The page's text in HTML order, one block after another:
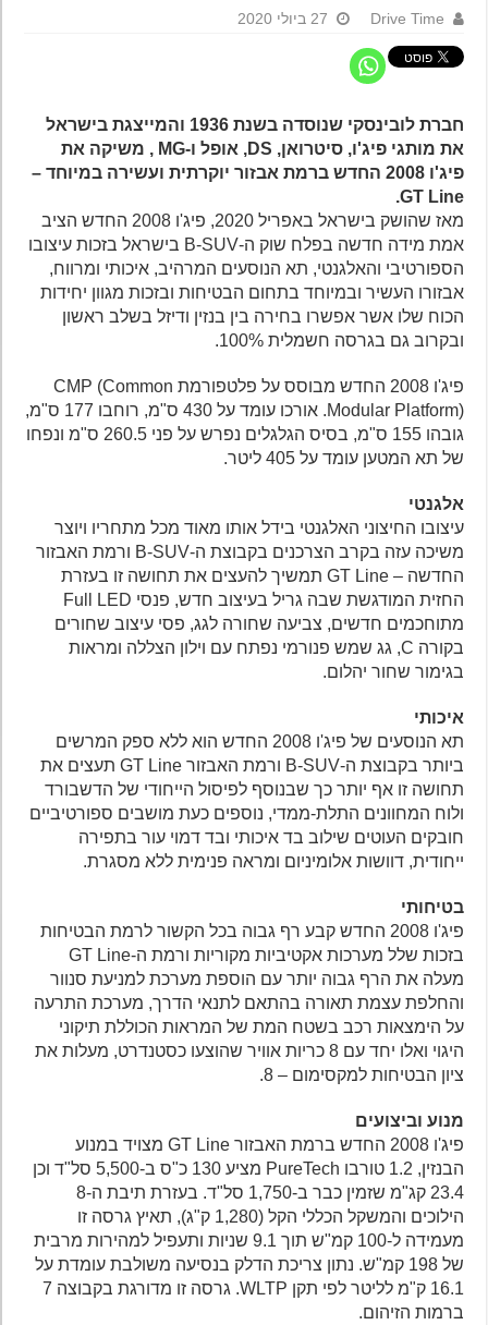
Drive Time 27 ביולי 2020
חברת לובינסקי שנוסדה בשנת 1936 והמייצגת בישראל
את מותגי פיג'ו, סיטרואן, DS, אופל ו-MG , משיקה את
פיג'ו 2008 החדש ברמת אבזור יוקרתית ועשירה במיוחד –
GT Line.
מאז שהושק בישראל באפריל 2020, פיג'ו 2008 החדש הציב
אמת מידה חדשה בפלח שוק ה-B-SUV בישראל בזכות עיצובו
הספורטיבי והאלגנטי, תא הנוסעים המרהיב, איכותי ומרווח,
אבזורו העשיר ובמיוחד בתחום הבטיחות ובזכות מגוון יחידות
הכוח שלו אשר אפשרו בחירה בין בנזין ודיזל בשלב ראשון
ובקרוב גם בגרסה חשמלית 100%.
פיג'ו 2008 החדש מבוסס על פלטפורמת CMP (Common
Modular Platform). אורכו עומד על 430 ס"מ, רוחבו 177 ס"מ,
גובהו 155 ס"מ, בסיס הגלגלים נפרש על פני 260.5 ס"מ ונפחו
של תא המטען עומד על 405 ליטר.
אלגנטי
עיצובו החיצוני האלגנטי בידל אותו מאוד מכל מתחריו ויוצר
משיכה עזה בקרב הצרכנים בקבוצת ה-B-SUV ורמת האבזור
החדשה – GT Line תמשיך להעצים את תחושה זו בעזרת
החזית המודגשת שבה גריל בעיצוב חדש, פנסי Full LED
מתוחכמים חדשים, צביעה שחורה לגג, פסי עיצוב שחורים
בקורה C, גג שמש פנורמי נפתח עם וילון הצללה ומראות
בגימור שחור יהלום.
איכותי
תא הנוסעים של פיג'ו 2008 החדש הוא ללא ספק המרשים
ביותר בקבוצת ה-B-SUV ורמת האבזור GT Line תעצים את
תחושה זו אף יותר כך שבנוסף לפיסול הייחודי של הדשבורד
ולוח המחוונים התלת-ממדי, נוספים כעת מושבים ספורטיביים
חובקים העוטים שילוב בד איכותי ובד דמוי עור בתפירה
ייחודית, דוושות אלומיניום ומראה פנימית ללא מסגרת.
בטיחותי
פיג'ו 2008 החדש קבע רף גבוה בכל הקשור לרמת הבטיחות
בזכות שלל מערכות אקטיביות מקוריות ורמת ה-GT Line
מעלה את הרף גבוה יותר עם הוספת מערכת למניעת סנוור
והחלפת עצמת תאורה בהתאם לתנאי הדרך, מערכת התרעה
על הימצאות רכב בשטח המת של המראות הכוללת תיקוני
היגוי ואלו יחד עם 8 כריות אוויר שהוצעו כסטנדרט, מעלות את
ציון הבטיחות למקסימום – 8.
מנוע וביצועים
פיג'ו 2008 החדש ברמת האבזור GT Line מצויד במנוע
הבנזין, 1.2 טורבו PureTech מציע 130 כ"ס ב-5,500 סל"ד וכן
23.4 קג"מ שזמין כבר ב-1,750 סל"ד. בעזרת תיבת ה-8
הילוכים והמשקל הכללי הקל (1,280 ק"ג), תאיץ גרסה זו
מעמידה ל-100 קמ"ש תוך 9.1 שניות ותעפיל למהירות מרבית
של 198 קמ"ש. נתון צריכת הדלק בנסיעה משולבת עומדת על
16.1 ק"מ לליטר לפי תקן WLTP. גרסה זו מדורגת בקבוצה 7
ברמות הזיהום.